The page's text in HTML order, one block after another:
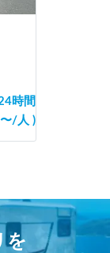
時間
〜/ 人 )
を